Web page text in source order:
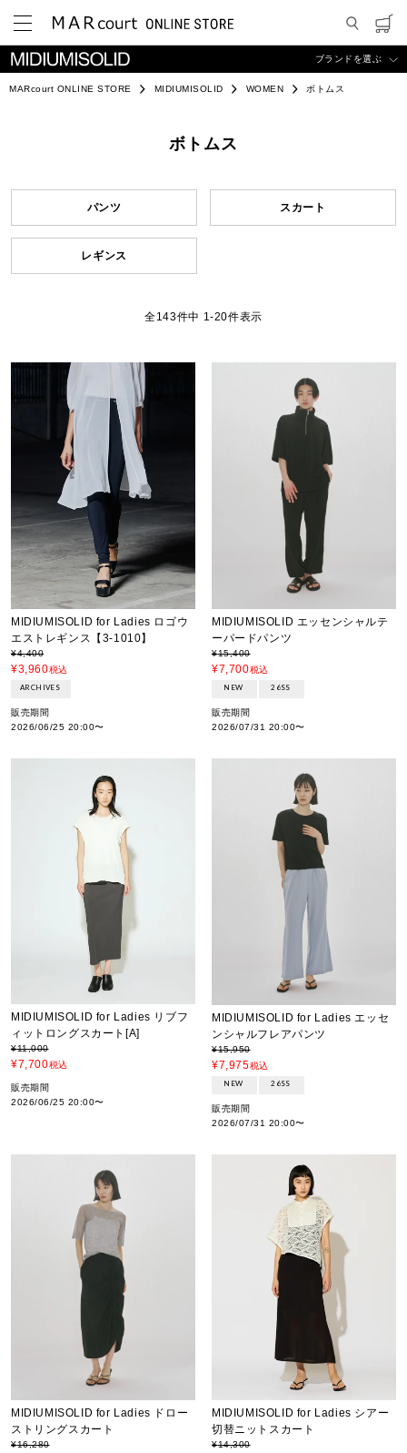
ブランドを選ぶ
MARcourt ONLINE STORE MIDIUMISOLID WOMEN ボトムス
ボトムス
パンツ スカート
レギンス
143件中 1-20件表示
MIDIUMISOLID for Ladies ロゴウ
エストレギンス【3-1010】
¥4,400
¥3,960税込
ARCHIVES
販売期間
2026/06/25 20:00〜
MIDIUMISOLID エッセンシャルテ
ーパードパンツ
¥15,400
¥7,700税込
NEW 26SS
販売期間
2026/07/31 20:00〜
MIDIUMISOLID for Ladies リブフ
ィットロングスカート[A]
¥11,000
¥7,700税込
販売期間
2026/06/25 20:00〜
MIDIUMISOLID for Ladies エッセ
ンシャルフレアパンツ
¥15,950
¥7,975税込
NEW 26SS
販売期間
2026/07/31 20:00〜
MIDIUMISOLID for Ladies ドロー
ストリングスカート
¥16,280
MIDIUMISOLID for Ladies シアー
切替ニットスカート
¥14,300